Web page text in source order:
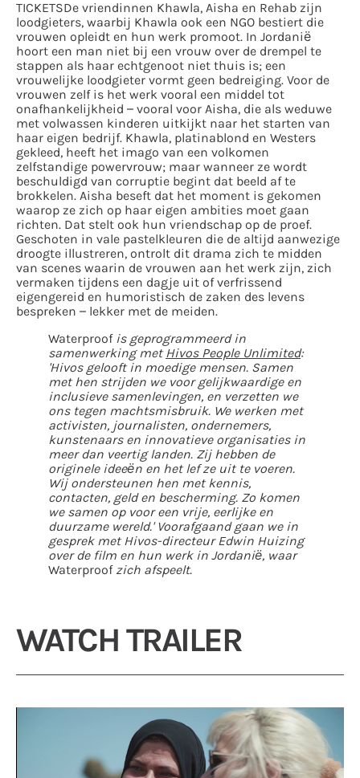
TICKETSDe vriendinnen Khawla, Aisha en Rehab zijn
loodgieters, waarbij Khawla ook een NGO bestiert die
vrouwen opleidt en hun werk promoot. In Jordanië
hoort een man niet bij een vrouw over de drempel te
stappen als haar echtgenoot niet thuis is; een
vrouwelijke loodgieter vormt geen bedreiging. Voor de
vrouwen zelf is het werk vooral een middel tot
onafhankelijkheid – vooral voor Aisha, die als weduwe
met volwassen kinderen uitkijkt naar het starten van
haar eigen bedrijf. Khawla, platinablond en Westers
gekleed, heeft het imago van een volkomen
zelfstandige powervrouw; maar wanneer ze wordt
beschuldigd van corruptie begint dat beeld af te
brokkelen. Aisha beseft dat het moment is gekomen
waarop ze zich op haar eigen ambities moet gaan
richten. Dat stelt ook hun vriendschap op de proef.
Geschoten in vale pastelkleuren die de altijd aanwezige
droogte illustreren, ontrolt dit drama zich te midden
van scenes waarin de vrouwen aan het werk zijn, zich
vermaken tijdens een dagje uit of verfrissend
eigengereid en humoristisch de zaken des levens
bespreken – lekker met de meiden.
Waterproofis geprogrammeerd in
samenwerking metHivos People Unlimited:
'Hivos gelooft in moedige mensen. Samen
met hen strijden we voor gelijkwaardige en
inclusieve samenlevingen, en verzetten we
ons tegen machtsmisbruik. We werken met
activisten, journalisten, ondernemers,
kunstenaars en innovatieve organisaties in
meer dan veertig landen. Zij hebben de
originele ideeën en het lef ze uit te voeren.
Wij ondersteunen hen met kennis,
contacten, geld en bescherming. Zo komen
we samen op voor een vrije, eerlijke en
duurzame wereld.' Voorafgaand gaan we in
gesprek met Hivos-directeur Edwin Huizing
over de film en hun werk in Jordanië, waar
Waterproofzich afspeelt.
WATCH TRAILER